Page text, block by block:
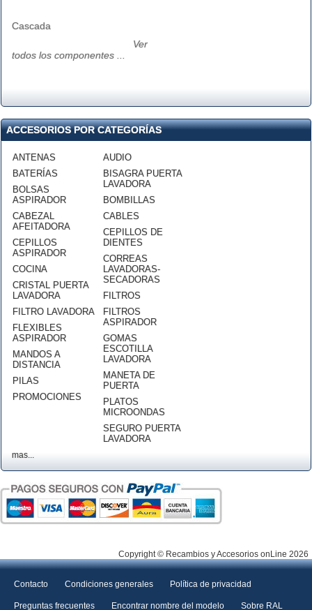
Cascada
Ver
todos los componentes ...
ACCESORIOS POR CATEGORÍAS
ANTENAS
BATERÍAS
BOLSAS
ASPIRADOR
CABEZAL
AFEITADORA
CEPILLOS
ASPIRADOR
COCINA
CRISTAL PUERTA
LAVADORA
FILTRO LAVADORA
FLEXIBLES
ASPIRADOR
MANDOS A
DISTANCIA
PILAS
PROMOCIONES
AUDIO
BISAGRA PUERTA
LAVADORA
BOMBILLAS
CABLES
CEPILLOS DE
DIENTES
CORREAS
LAVADORAS-
SECADORAS
FILTROS
FILTROS
ASPIRADOR
GOMAS
ESCOTILLA
LAVADORA
MANETA DE
PUERTA
PLATOS
MICROONDAS
SEGURO PUERTA
LAVADORA
mas...
Copyright © Recambios y Accesorios onLine 2026
Contacto Condiciones generales Política de privacidad
Preguntas frecuentes Encontrar nombre del modelo Sobre RAL